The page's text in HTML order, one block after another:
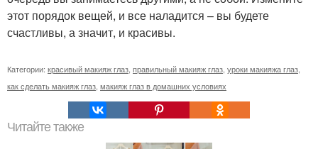
этот порядок вещей, и все наладится – вы будете
счастливы, а значит, и красивы.
Категории: красивый макияж глаз правильный макияж глаз уроки макияжа глаз
как сделать макияж глаз макияж глаз в домашних условиях
Читайте также